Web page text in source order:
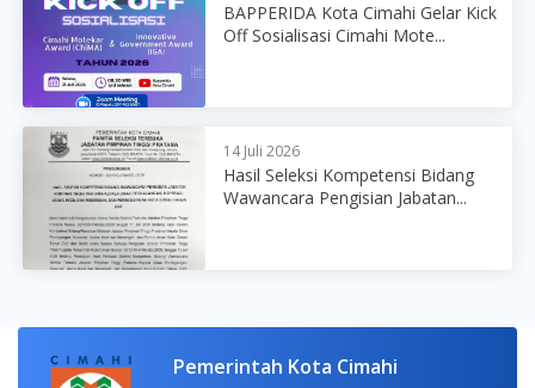
BAPPERIDA Kota Cimahi Gelar Kick
Off Sosialisasi Cimahi Mote...
14 Juli 2026
Hasil Seleksi Kompetensi Bidang
Wawancara Pengisian Jabatan...
Pemerintah Kota Cimahi